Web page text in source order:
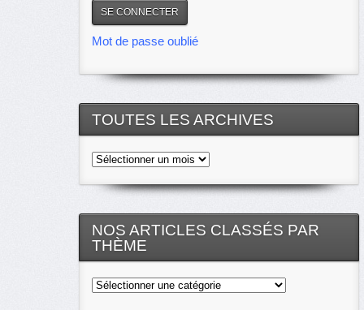
Mot de passe oublié
TOUTES LES ARCHIVES
Toutes
archives
NOS ARTICLES CLASSÉS PAR
THÈME
Nos